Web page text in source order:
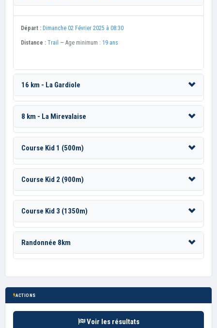
Départ : Dimanche 02 Février 2025 à 08:30
Distance : Trail — Age minimum : 19 ans
16 km - La Gardiole
8 km - La Mirevalaise
Course Kid 1 (500m)
Course Kid 2 (900m)
Course Kid 3 (1350m)
Randonnée 8km
ACTIONS
Voir les résultats